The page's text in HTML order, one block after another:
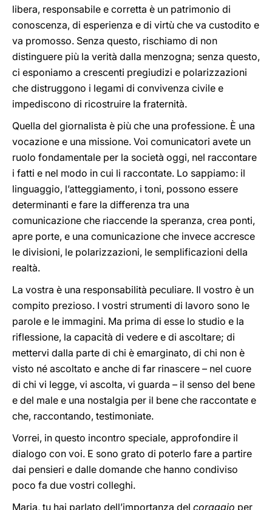
libera, responsabile e corretta è un patrimonio di
conoscenza, di esperienza e di virtù che va custodito e
va promosso. Senza questo, rischiamo di non
distinguere più la verità dalla menzogna; senza questo,
ci esponiamo a crescenti pregiudizi e polarizzazioni
che distruggono i legami di convivenza civile e
impediscono di ricostruire la fraternità.
Quella del giornalista è più che una professione. È una
vocazione e una missione. Voi comunicatori avete un
ruolo fondamentale per la società oggi, nel raccontare
i fatti e nel modo in cui li raccontate. Lo sappiamo: il
linguaggio, l’atteggiamento, i toni, possono essere
determinanti e fare la differenza tra una
comunicazione che riaccende la speranza, crea ponti,
apre porte, e una comunicazione che invece accresce
le divisioni, le polarizzazioni, le semplificazioni della
realtà.
La vostra è una responsabilità peculiare. Il vostro è un
compito prezioso. I vostri strumenti di lavoro sono le
parole e le immagini. Ma prima di esse lo studio e la
riflessione, la capacità di vedere e di ascoltare; di
mettervi dalla parte di chi è emarginato, di chi non è
visto né ascoltato e anche di far rinascere – nel cuore
di chi vi legge, vi ascolta, vi guarda – il senso del bene
e del male e una nostalgia per il bene che raccontate e
che, raccontando, testimoniate.
Vorrei, in questo incontro speciale, approfondire il
dialogo con voi. E sono grato di poterlo fare a partire
dai pensieri e dalle domande che hanno condiviso
poco fa due vostri colleghi.
Maria, tu hai parlato dell’importanza del coraggio per